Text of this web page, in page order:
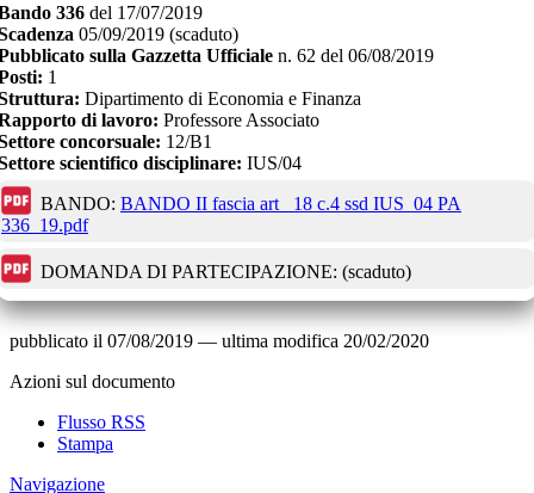
336 del 17/07/2019
05/09/2019 (scaduto)
sulla Gazzetta Ufficiale n. 62 del 06/08/2019
1
Dipartimento di Economia e Finanza
di lavoro: Professore Associato
concorsuale: 12/B1
scientifico disciplinare: IUS/04
BANDO: BANDO II fascia art_ 18 c.4 ssd IUS_04 PA
336_19.pdf
DOMANDA DI PARTECIPAZIONE: (scaduto)
pubblicato il 07/08/2019 — ultima modifica 20/02/2020
Azioni sul documento
Flusso RSS
Stampa
Navigazione